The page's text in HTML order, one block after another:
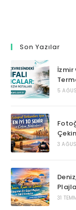
Son Yazılar
İzmir
5
3
31